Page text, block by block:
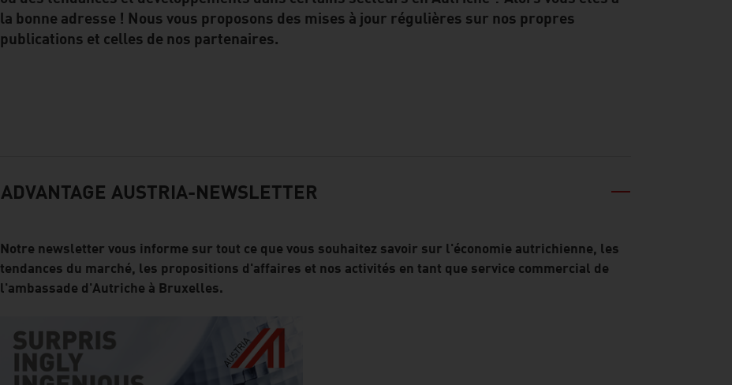
la bonne adresse ! Nous vous proposons des mises à jour régulières sur nos propres
publications et celles de nos partenaires.
ADVANTAGE AUSTRIA-NEWSLETTER
Notre newsletter vous informe sur tout ce que vous souhaitez savoir sur l'économie autrichienne, les
tendances du marché, les propositions d'affaires et nos activités en tant que service commercial de
l'ambassade d'Autriche à Bruxelles.